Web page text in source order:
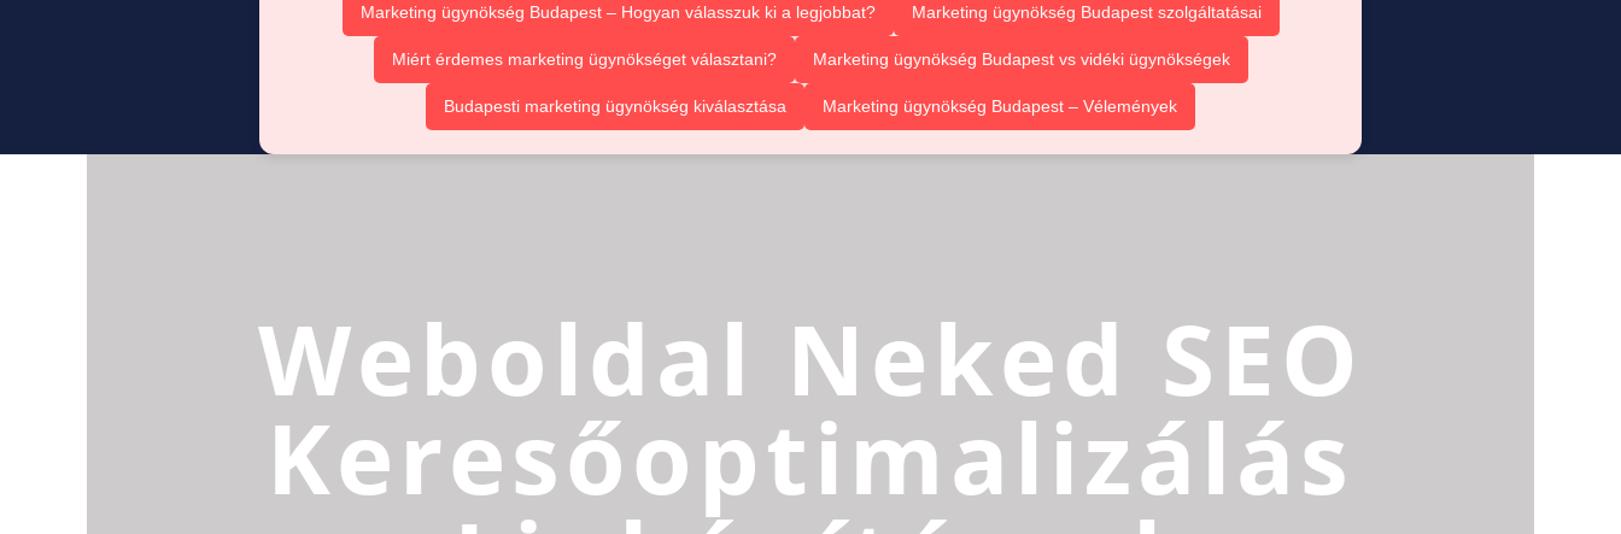
Marketing ügynökség Budapest – Hogyan válasszuk ki a legjobbat? Marketing ügynökség Budapest szolgáltatásai
Miért érdemes marketing ügynökséget választani? Marketing ügynökség Budapest vs vidéki ügynökségek
Budapesti marketing ügynökség kiválasztása Marketing ügynökség Budapest – Vélemények
Weboldal Neked SEO
Keresőoptimalizálás